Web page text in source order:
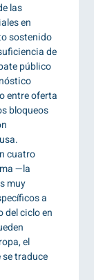
las
en
sostenido
de
público
entre oferta
bloqueos
cuatro
—la
muy
a
del ciclo en
el
traduce